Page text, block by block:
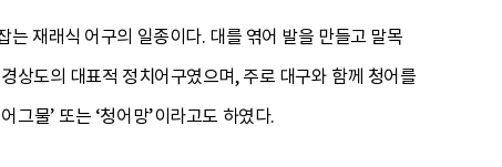
재래식 어구의 일종이다. 대를 엮어 발을 만들고 말목
상도의 대표적 정치어구였으며, 주로 대구와 함께 청어를
물’ 또는 ‘청어망’이라고도 하였다.